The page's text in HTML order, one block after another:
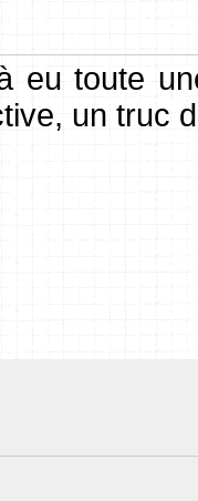
eu toute
un truc